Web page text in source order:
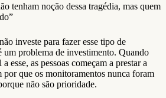
tenham noção dessa tragédia, mas quem
investe para fazer esse tipo de
um problema de investimento. Quando
esse, as pessoas começam a prestar a
por que os monitoramentos nunca foram
não são prioridade.